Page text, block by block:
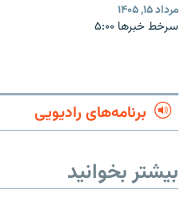
مرداد ۱۵, ۱۴۰۵
سرخط خبرها ۵:۰۰
برنامه‌های رادیویی
بیشتر بخوانید